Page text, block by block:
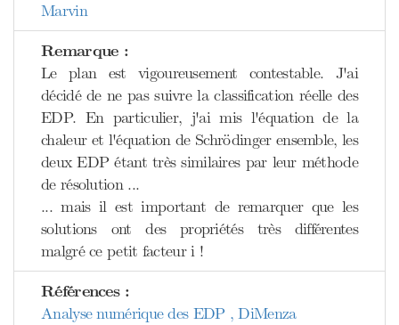
Marvin
Remarque :
Le plan est vigoureusement contestable. J'ai
décidé de ne pas suivre la classification réelle des
EDP. En particulier, j'ai mis l'équation de la
chaleur et l'équation de Schrödinger ensemble, les
deux EDP étant très similaires par leur méthode
de résolution ...
... mais il est important de remarquer que les
solutions ont des propriétés très différentes
malgré ce petit facteur i !
Références :
Analyse numérique des EDP , DiMenza